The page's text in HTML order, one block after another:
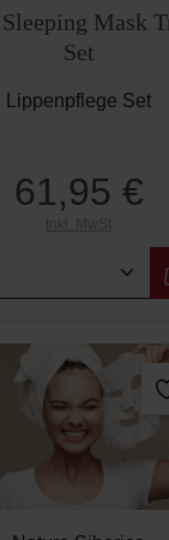
Mask
Set
Lippenpflege Set
Regulärer
61,95 €
Inkl. MwSt